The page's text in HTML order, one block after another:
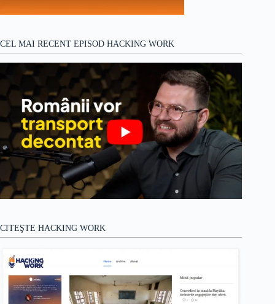
CEL MAI RECENT EPISOD HACKING WORK
CITEŞTE HACKING WORK